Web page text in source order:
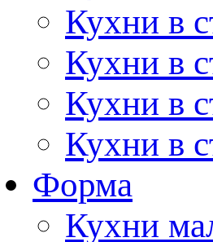
Кухни в
Кухни в
Кухни в
Кухни в
Форма
Кухни